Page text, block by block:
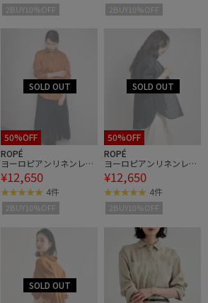
2BUY10%OFF 2BUY10%OFF
50%OFF
ROPÉ
ヨーロピアンリネンレギ
ュラーシャツ/イージー
ケア
¥12,650
4件
2BUY10%OFF
50%OFF
ROPÉ
ヨーロピアンリネンレギ
ュラーシャツ/イージー
ケア
¥12,650
4件
2BUY10%OFF